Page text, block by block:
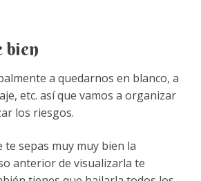
bien
a quedarnos en blanco, a
etc. así que vamos a organizar
los riesgos.
te sepas muy muy bien la
anterior de visualizarla te